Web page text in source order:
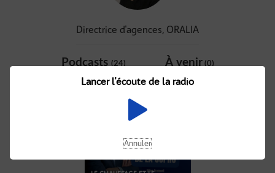
Directrice d'agences, ORALIA
Podcasts (24) À venir(0)
Lancer l'écoute de la radio
Annuler